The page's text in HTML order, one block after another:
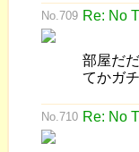
No.709 Re: No
部屋だ
てかガ
No.710 Re: No